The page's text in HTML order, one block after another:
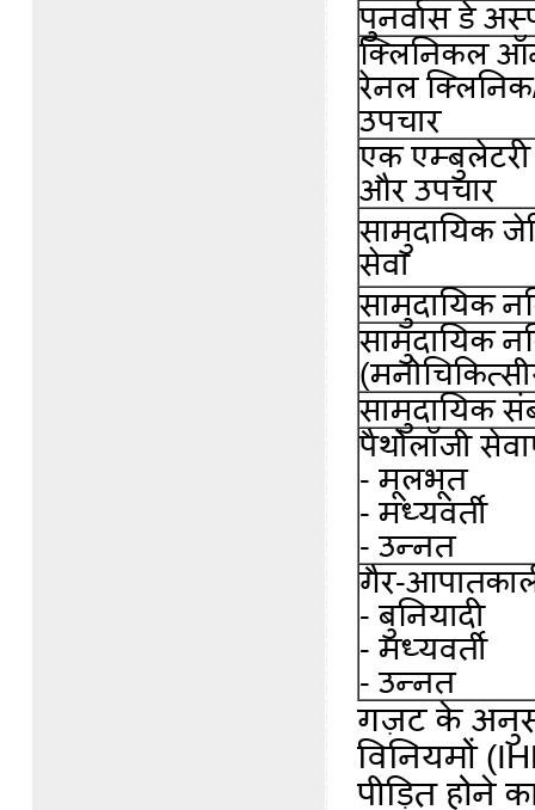
पुनर्वास डे
क्लिनिकल
रेनल
उपचार
एक एम्बुलेटरी
और उपचार
सामुदायिक
सेवा
सामुदायिक
सामुदायिक
सामुदायिक
पैथोलॉजी
- मूलभूत
- मध्यवर्ती
- उन्नत
गैर-
- बुनियादी
- मध्यवर्ती
- उन्नत
गज़ट के
विनियमों
पीड़ित होने